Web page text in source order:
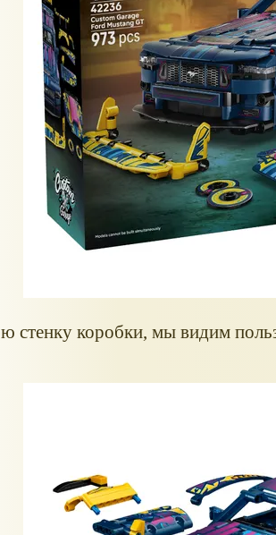
стенку коробки, мы видим